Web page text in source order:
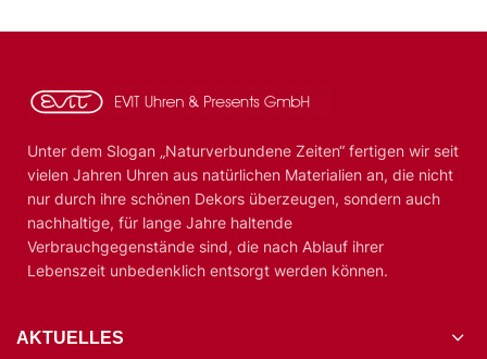
Unter dem Slogan „Naturverbundene Zeiten“ fertigen wir seit
vielen Jahren Uhren aus natürlichen Materialien an, die nicht
nur durch ihre schönen Dekors überzeugen, sondern auch
nachhaltige, für lange Jahre haltende
Verbrauchgegenstände sind, die nach Ablauf ihrer
Lebenszeit unbedenklich entsorgt werden können.
AKTUELLES